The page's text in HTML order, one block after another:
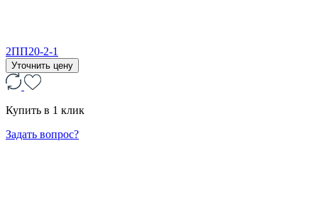
2ПП20-2-1
Уточнить цену
Купить в 1 клик
Задать вопрос?